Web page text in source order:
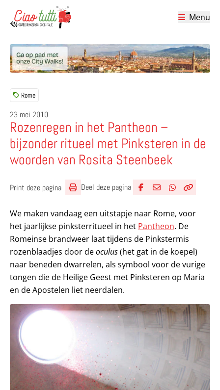
Menu
Rome
23 mei 2010
Rozenregen in het Pantheon –
bijzonder ritueel met Pinksteren in de
woorden van Rosita Steenbeek
Print deze pagina Deel deze pagina
We maken vandaag een uitstapje naar Rome, voor
het jaarlijkse pinksterritueel in het Pantheon. De
Romeinse brandweer laat tijdens de Pinkstermis
rozenblaadjes door deoculus(het gat in de koepel)
naar beneden dwarrelen, als symbool voor de vurige
tongen die de Heilige Geest met Pinksteren op Maria
en de Apostelen liet neerdalen.